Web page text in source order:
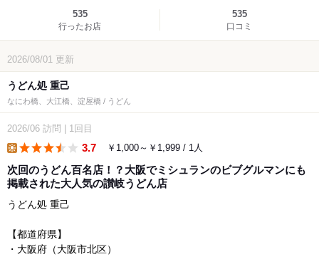
535
行ったお店
535
口コミ
2026/08/01 更新
うどん処 重己
なにわ橋、大江橋、淀屋橋 / うどん
2026/06 訪問 1回目
3.7 ￥1,000～￥1,999 / 1人
次回のうどん百名店！？大阪でミシュランのビブグルマンにも
掲載された大人気の讃岐うどん店
うどん処 重己
【都道府県】
・大阪府（大阪市北区）